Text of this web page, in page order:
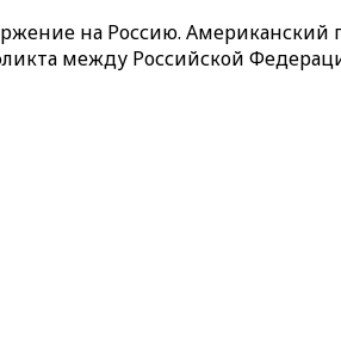
на Россию.
между Российской